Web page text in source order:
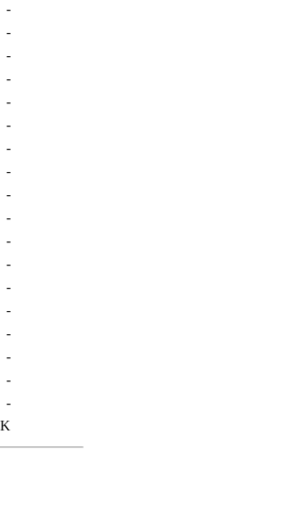
-
-
-
-
-
-
-
-
-
-
-
-
-
-
-
-
-
-